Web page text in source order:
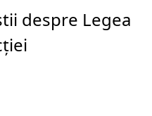
despre Legea